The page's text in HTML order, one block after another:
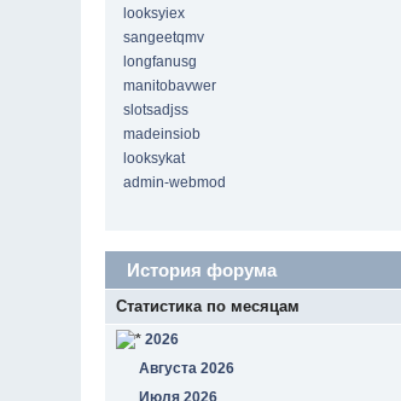
looksyiex
sangeetqmv
longfanusg
manitobavwer
slotsadjss
madeinsiob
looksykat
admin-webmod
История форума
Статистика по месяцам
2026
Августа 2026
Июля 2026